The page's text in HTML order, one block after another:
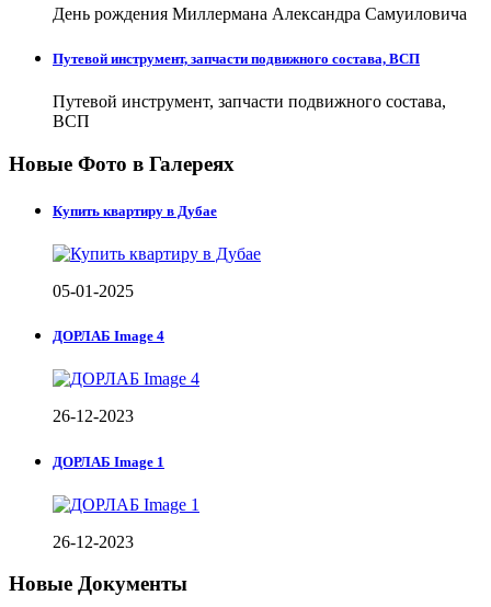
День рождения Миллермана Александра Самуиловича
Путевой инструмент, запчасти подвижного состава, ВСП
Путевой инструмент, запчасти подвижного состава,
ВСП
Новые Фото в Галереях
Купить квартиру в Дубае
05-01-2025
ДОРЛАБ Image 4
26-12-2023
ДОРЛАБ Image 1
26-12-2023
Новые Документы